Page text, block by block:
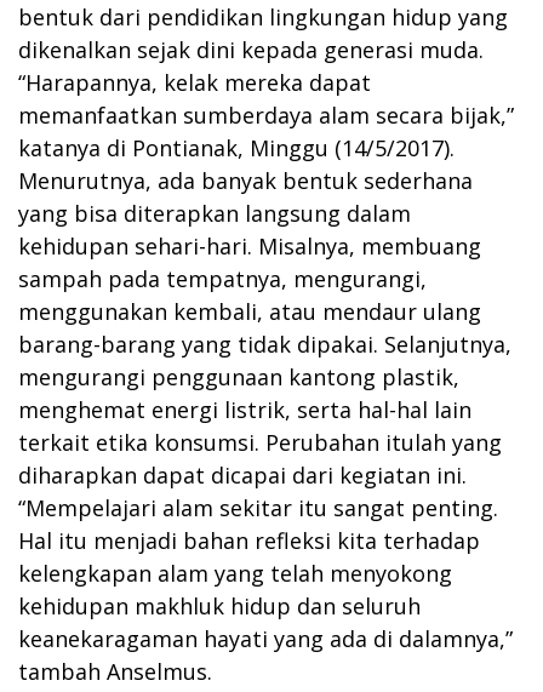
bentuk dari pendidikan lingkungan hidup yang
dikenalkan sejak dini kepada generasi muda.
“Harapannya, kelak mereka dapat
memanfaatkan sumberdaya alam secara bijak,”
katanya di Pontianak, Minggu (14/5/2017).
Menurutnya, ada banyak bentuk sederhana
yang bisa diterapkan langsung dalam
kehidupan sehari-hari. Misalnya, membuang
sampah pada tempatnya, mengurangi,
menggunakan kembali, atau mendaur ulang
barang-barang yang tidak dipakai. Selanjutnya,
mengurangi penggunaan kantong plastik,
menghemat energi listrik, serta hal-hal lain
terkait etika konsumsi. Perubahan itulah yang
diharapkan dapat dicapai dari kegiatan ini.
“Mempelajari alam sekitar itu sangat penting.
Hal itu menjadi bahan refleksi kita terhadap
kelengkapan alam yang telah menyokong
kehidupan makhluk hidup dan seluruh
keanekaragaman hayati yang ada di dalamnya,”
tambah Anselmus.